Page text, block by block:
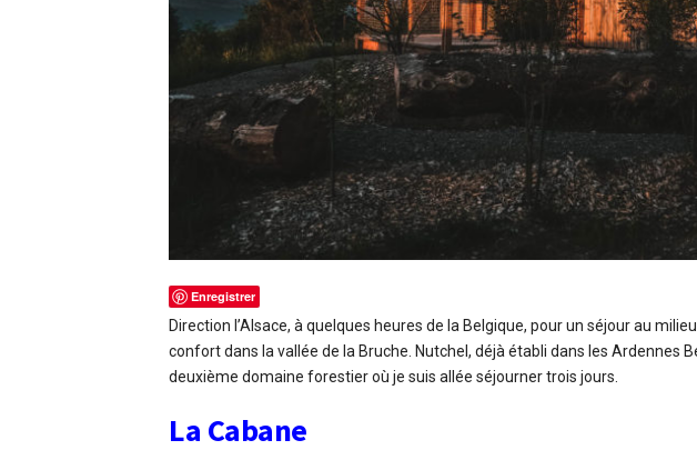
Enregistrer
Direction l’Alsace, à quelques heures de la Belgique, pour un séjour au
confort dans la vallée de la Bruche. Nutchel, déjà établi dans les Ardennes
deuxième domaine forestier où je suis allée séjourner trois jours.
La Cabane